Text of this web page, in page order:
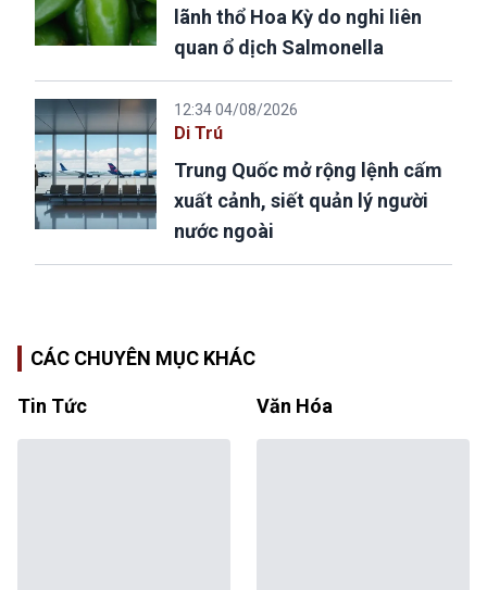
lãnh thổ Hoa Kỳ do nghi liên
quan ổ dịch Salmonella
12:34 04/08/2026
Di Trú
Trung Quốc mở rộng lệnh cấm
xuất cảnh, siết quản lý người
nước ngoài
CÁC CHUYÊN MỤC KHÁC
Tin Tức Văn Hóa